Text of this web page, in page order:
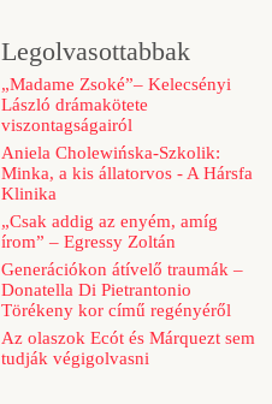
Legolvasottabbak
„Madame Zsoké”– Kelecsényi
László drámakötete
viszontagságairól
Aniela Cholewińska-Szkolik:
Minka, a kis állatorvos - A Hársfa
Klinika
„Csak addig az enyém, amíg
írom” – Egressy Zoltán
Generációkon átívelő traumák –
Donatella Di Pietrantonio
Törékeny kor című regényéről
Az olaszok Ecót és Márquezt sem
tudják végigolvasni